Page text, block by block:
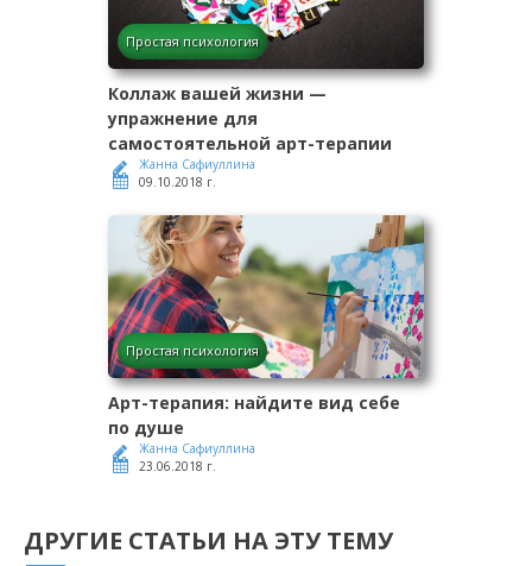
Простая психология
Коллаж вашей жизни —
упражнение для
самостоятельной арт-терапии
Жанна Сафиуллина
09.10.2018 г.
Простая психология
Арт-терапия: найдите вид себе
по душе
Жанна Сафиуллина
23.06.2018 г.
ДРУГИЕ СТАТЬИ НА ЭТУ ТЕМУ